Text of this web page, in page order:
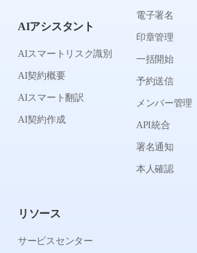
AIアシスタント
AIスマートリスク識別
AI契約概要
AIスマート翻訳
AI契約作成
電子署名
印章管理
一括開始
予約送信
メンバー管理
API統合
署名通知
本人確認
リソース
サービスセンター